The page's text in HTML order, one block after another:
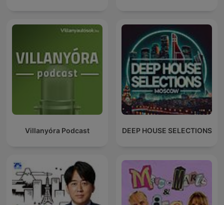
Villanyóra Podcast DEEP HOUSE SELECTIONS